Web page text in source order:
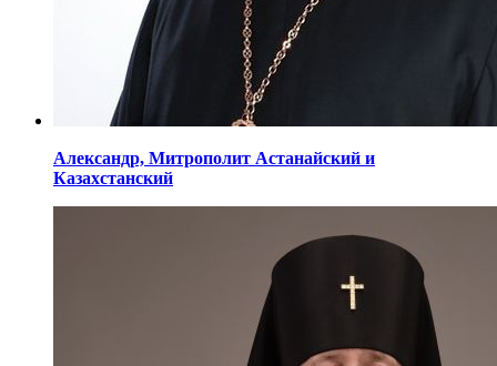
Александр, Митрополит Астанайский и
Казахстанский